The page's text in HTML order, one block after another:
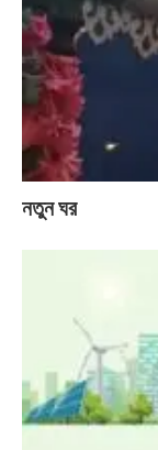
নতুন ঘর